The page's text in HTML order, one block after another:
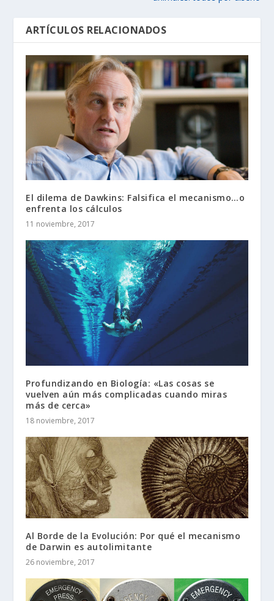
ARTÍCULOS RELACIONADOS
El dilema de Dawkins: Falsifica el mecanismo…o
enfrenta los cálculos
11 noviembre, 2017
Profundizando en Biología: «Las cosas se
vuelven aún más complicadas cuando miras
más de cerca»
18 noviembre, 2017
Al Borde de la Evolución: Por qué el mecanismo
de Darwin es autolimitante
26 noviembre, 2017